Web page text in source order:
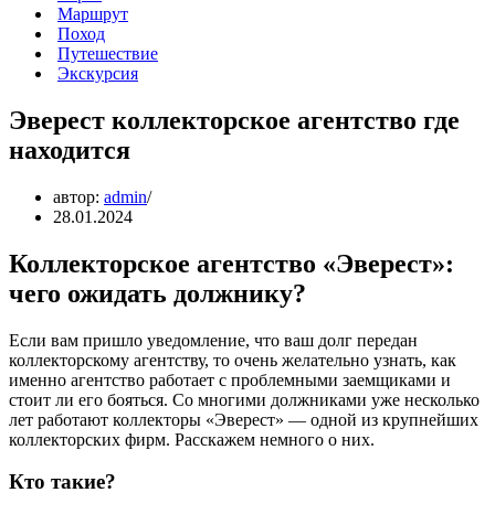
Маршрут
Поход
Путешествие
Экскурсия
Эверест коллекторское агентство где
находится
автор: admin
28.01.2024
Коллекторское агентство «Эверест»:
чего ожидать должнику?
Если вам пришло уведомление, что ваш долг передан
коллекторскому агентству, то очень желательно узнать, как
именно агентство работает с проблемными заемщиками и
стоит ли его бояться. Со многими должниками уже несколько
лет работают коллекторы «Эверест» — одной из крупнейших
коллекторских фирм. Расскажем немного о них.
Кто такие?